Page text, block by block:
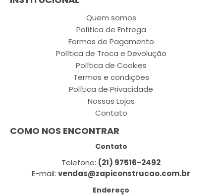
Quem somos
Política de Entrega
Formas de Pagamento
Política de Troca e Devolução
Política de Cookies
Termos e condições
Política de Privacidade
Nossas Lojas
Contato
COMO NOS ENCONTRAR
Contato
Telefone: (21) 97516-2492
E-mail: vendas@zapiconstrucao.com.br
Endereço